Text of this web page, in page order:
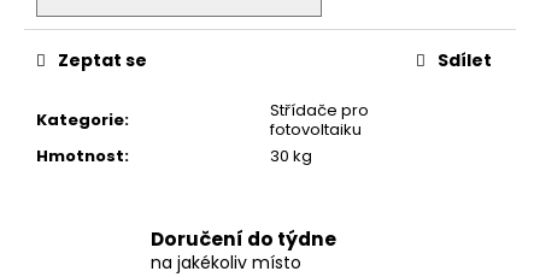
Kategorie:
Střídače pro
fotovoltaiku
Hmotnost: 30 kg
Zeptat se Sdílet
Doručení do týdne
na jakékoliv místo
e
m
VARIO